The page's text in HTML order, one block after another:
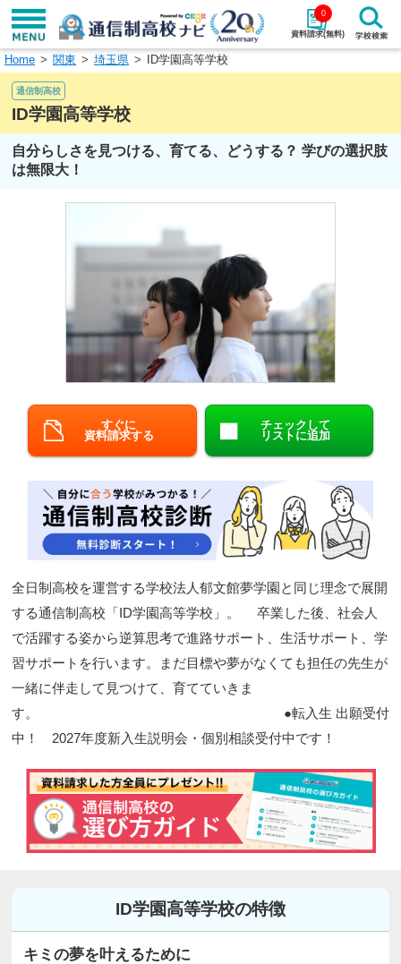
資料請求(無料)
0
学校名で探す
エリアから探す 特徴から探す
北陸・甲信越
中国
九州・沖縄
閉じる
Home 関東 埼玉県 ID学園高等学校
通信制高校
ID学園高等学校
自分らしさを見つける、育てる、どうする？ 学びの選択肢
は無限大！
すぐに
資料請求する
チェックして
リストに追加
全日制高校を運営する学校法人郁文館夢学園と同じ理念で展開
する通信制高校「ID学園高等学校」。 卒業した後、社会人
で活躍する姿から逆算思考で進路サポート、生活サポート、学
習サポートを行います。まだ目標や夢がなくても担任の先生が
一緒に伴走して見つけて、育てていきま
す。 ●転入生 出願受付
中！ 2027年度新入生説明会・個別相談受付中です！
ID学園高等学校の特徴
キミの夢を叶えるために